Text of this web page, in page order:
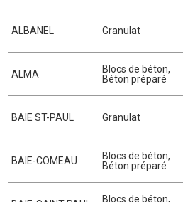
ALBANEL Granulat
ALMA Blocs de béton,
Béton préparé
BAIE ST-PAUL Granulat
BAIE-COMEAU Blocs de béton,
Béton préparé
Blocs de béton,